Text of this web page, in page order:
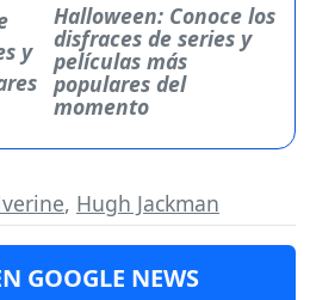
Halloween: Conoce los
disfraces de series y
películas más
populares del
momento
, Hugh Jackman
GOOGLE NEWS